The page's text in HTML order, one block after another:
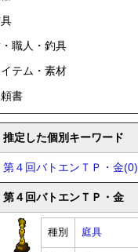
職人・釣具
テム・素材
書
推定した個別キーワード
第４回バトエンＴＰ・金(0)
第４回バトエンＴＰ・金
種別 庭具